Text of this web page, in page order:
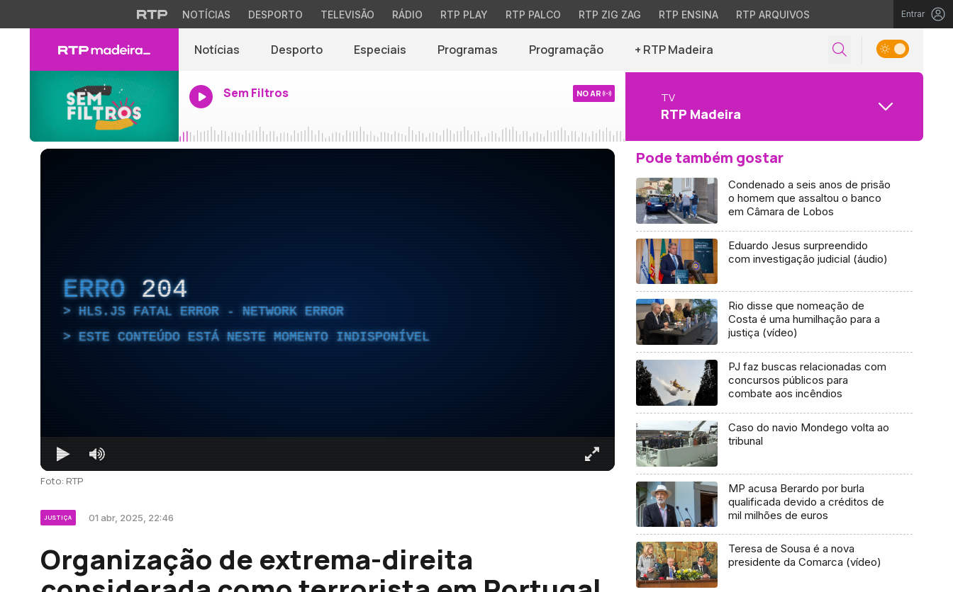
NOTÍCIAS DESPORTO TELEVISÃO RÁDIO RTP PLAY RTP PALCO RTP ZIG ZAG RTP ENSINA RTP ARQUIVOS Entrar
Notícias Desporto Especiais Programas Programação + RTP Madeira
Sem Filtros NO AR TV
RTP Madeira
ERRO 204
HLS.JS FATAL ERROR - NETWORK ERROR
ESTE CONTEÚDO ESTÁ NESTE MOMENTO INDISPONÍVEL
Foto: RTP
JUSTIÇA 01 abr, 2025, 22:46
Organização de extrema-direita
Pode também gostar
Condenado a seis anos de prisão
o homem que assaltou o banco
em Câmara de Lobos
Eduardo Jesus surpreendido
com investigação judicial (áudio)
Rio disse que nomeação de
Costa é uma humilhação para a
justiça (vídeo)
PJ faz buscas relacionadas com
concursos públicos para
combate aos incêndios
Caso do navio Mondego volta ao
tribunal
MP acusa Berardo por burla
qualificada devido a créditos de
mil milhões de euros
Teresa de Sousa é a nova
presidente da Comarca (vídeo)